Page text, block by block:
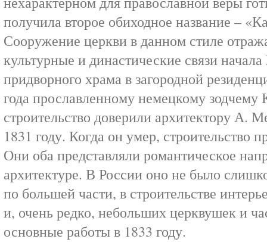
получила второе обиходное название –
Сооружение церкви в данном стиле
культурные и династические связи
придворного храма в загородной
года прославленному немецкому
строительство доверили архитектору А.
1831 году. Когда он умер,
Они оба представляли романтическое
архитектуре. В России оно не было
по большей части, в строительстве
и, очень редко, небольших церквушек и
основные работы в 1833 году.